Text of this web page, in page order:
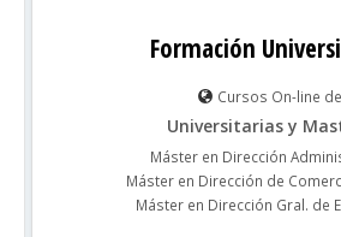
Formación
Cursos On-line de
Universitarias y
Máster en Dirección
Máster en Dirección de
Máster en Dirección Gral. de